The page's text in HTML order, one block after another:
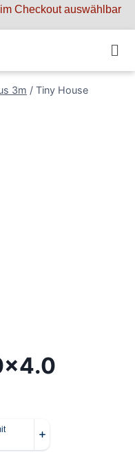
Checkout auswählbar
3m / Tiny House